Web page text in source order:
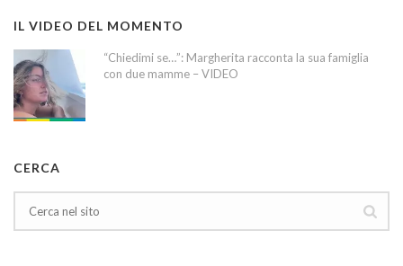
IL VIDEO DEL MOMENTO
“Chiedimi se…”: Margherita racconta la sua famiglia
con due mamme – VIDEO
CERCA